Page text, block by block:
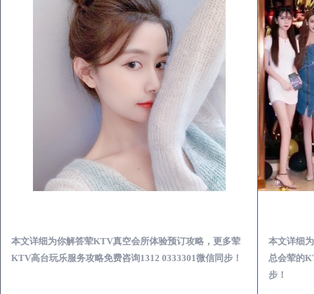
本文详细为你解答荤KTV真空会所体验预订攻略，更多荤
KTV高台玩乐服务攻略免费咨询1312 0333301微信同步！
本文详细
总会荤的
步！